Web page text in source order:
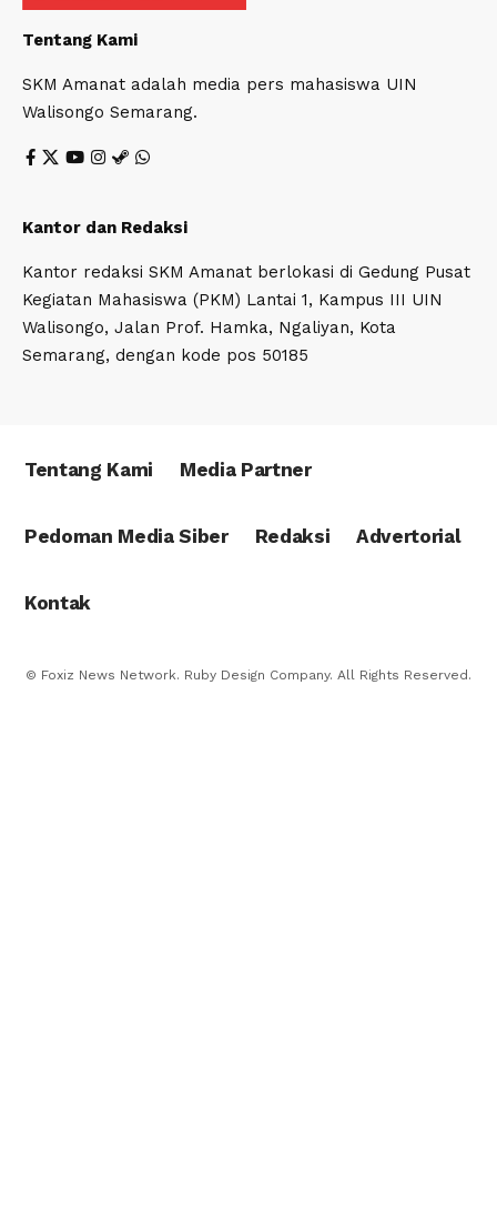
Tentang Kami
SKM Amanat adalah media pers mahasiswa UIN
Walisongo Semarang.
Kantor dan Redaksi
Kantor redaksi SKM Amanat berlokasi di Gedung Pusat
Kegiatan Mahasiswa (PKM) Lantai 1, Kampus III UIN
Walisongo, Jalan Prof. Hamka, Ngaliyan, Kota
Semarang, dengan kode pos 50185
Tentang Kami Media Partner
Pedoman Media Siber Redaksi Advertorial
Kontak
© Foxiz News Network. Ruby Design Company. All Rights Reserved.